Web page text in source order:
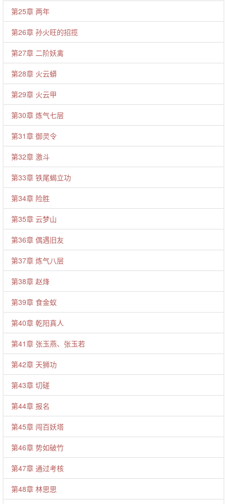
第25章 两年
第26章 孙火旺的招揽
第27章 二阶妖禽
第28章 火云蟒
第29章 火云甲
第30章 炼气七层
第31章 御灵令
第32章 激斗
第33章 铁尾蝎立功
第34章 险胜
第35章 云梦山
第36章 偶遇旧友
第37章 炼气八层
第38章 赵烽
第39章 食金蚁
第40章 乾阳真人
第41章 张玉燕、张玉若
第42章 天狮功
第43章 切磋
第44章 报名
第45章 闯百妖塔
第46章 势如破竹
第47章 通过考核
第48章 林思思